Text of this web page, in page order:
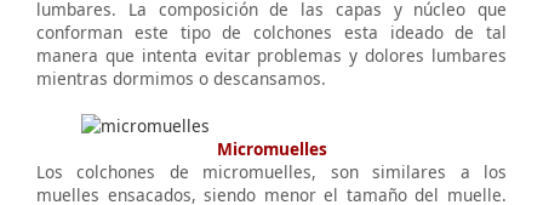
lumbares. La composición de las capas y núcleo que
conforman este tipo de colchones esta ideado de tal
manera que intenta evitar problemas y dolores lumbares
mientras dormimos o descansamos.
Micromuelles
Los colchones de micromuelles, son similares a los
muelles ensacados, siendo menor el tamaño del muelle.